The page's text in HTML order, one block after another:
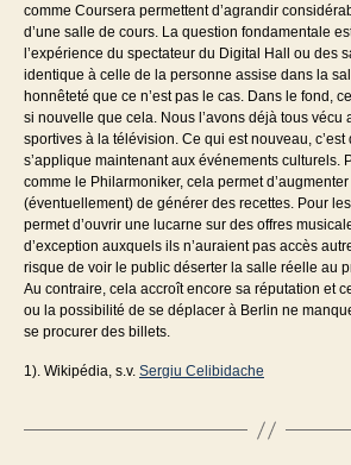
comme Coursera permettent d’agrandir
d’une salle de cours. La question fondamentale
l’expérience du spectateur du Digital Hall ou des
identique à celle de la personne assise dans la
honnêteté que ce n’est pas le cas. Dans le fond,
si nouvelle que cela. Nous l’avons déjà tous vécu
sportives à la télévision. Ce qui est nouveau, c’est
s’applique maintenant aux événements culturels.
comme le Philarmoniker, cela permet
(éventuellement) de générer des recettes. Pour
permet d’ouvrir une lucarne sur des offres
d’exception auxquels ils n’auraient pas accès
risque de voir le public déserter la salle réelle au
Au contraire, cela accroît encore sa réputation et
ou la possibilité de se déplacer à Berlin ne
se procurer des billets.
1). Wikipédia, s.v. Sergiu Celibidache